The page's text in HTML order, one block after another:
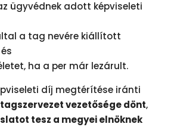
ügyvédnek adott képviseleti
a tag nevére kiállított
ha a per már lezárult.
díj megtérítése iránti
vezetősége dönt,
tesz a megyei elnöknek